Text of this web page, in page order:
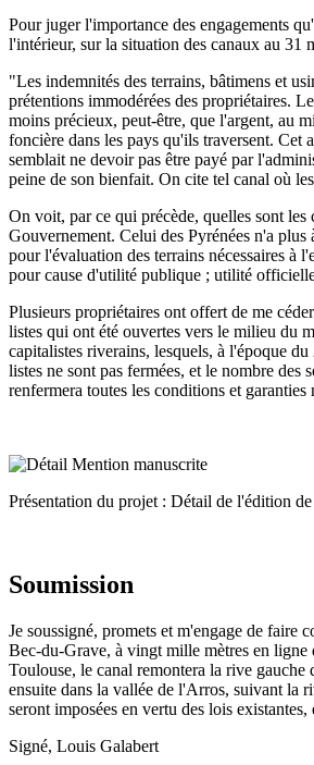
Pour juger l'importance des engagements
l'intérieur, sur la situation des canaux au 31
"Les indemnités des terrains, bâtimens et
prétentions immodérées des propriétaires.
moins précieux, peut-être, que l'argent, au
foncière dans les pays qu'ils traversent. Cet
semblait ne devoir pas être payé par
peine de son bienfait. On cite tel canal où
On voit, par ce qui précède, quelles sont les
Gouvernement. Celui des Pyrénées n'a
pour l'évaluation des terrains nécessaires à
pour cause d'utilité publique ; utilité
Plusieurs propriétaires ont offert de me
listes qui ont été ouvertes vers le milieu du
capitalistes riverains, lesquels, à l'époque
listes ne sont pas fermées, et le nombre
renfermera toutes les conditions et
Présentation du projet : Détail de l'édition
Soumission
Je soussigné, promets et m'engage de faire
Bec-du-Grave, à vingt mille mètres en ligne
Toulouse, le canal remontera la rive
ensuite dans la vallée de l'Arros, suivant la
seront imposées en vertu des lois
Signé, Louis Galabert